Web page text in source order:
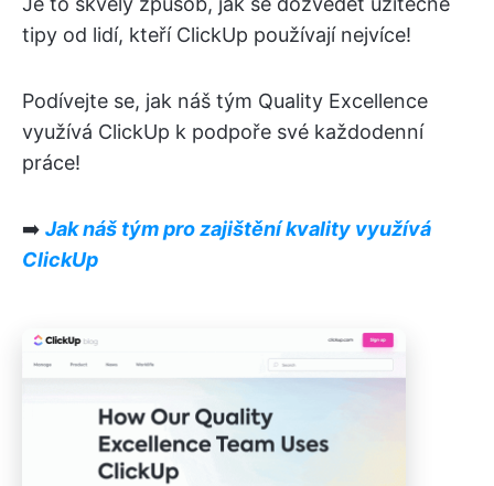
tipy od lidí, kteří ClickUp používají nejvíce!
Podívejte se, jak náš tým Quality Excellence
využívá ClickUp k podpoře své každodenní
práce!
➡️ Jak náš tým pro zajištění kvality využívá
ClickUp